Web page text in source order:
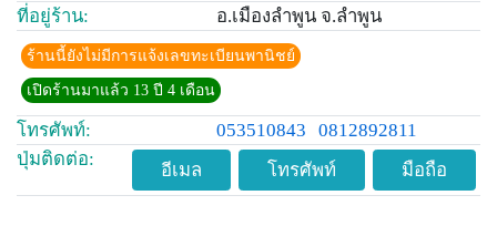
ที่อยู่ร้าน:
อ.เมืองลำพูน จ.ลำพูน
ร้านนี้ยังไม่มีการแจ้งเลขทะเบียนพานิชย์
เปิดร้านมาแล้ว 13 ปี 4 เดือน
โทรศัพท์: 053510843
0812892811
ปุ่มติดต่อ:
อีเมล โทรศัพท์ มือถือ